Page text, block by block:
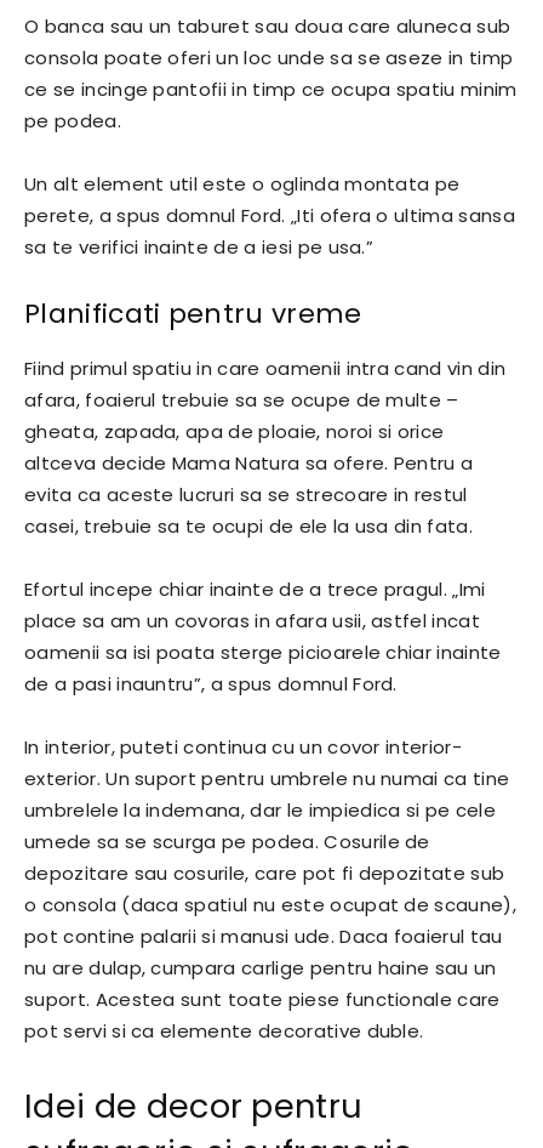
O banca sau un taburet sau doua care aluneca sub
consola poate oferi un loc unde sa se aseze in timp
ce se incinge pantofii in timp ce ocupa spatiu minim
pe podea.
Un alt element util este o oglinda montata pe
perete, a spus domnul Ford. „Iti ofera o ultima sansa
sa te verifici inainte de a iesi pe usa.”
Planificati pentru vreme
Fiind primul spatiu in care oamenii intra cand vin din
afara, foaierul trebuie sa se ocupe de multe –
gheata, zapada, apa de ploaie, noroi si orice
altceva decide Mama Natura sa ofere. Pentru a
evita ca aceste lucruri sa se strecoare in restul
casei, trebuie sa te ocupi de ele la usa din fata.
Efortul incepe chiar inainte de a trece pragul. „Imi
place sa am un covoras in afara usii, astfel incat
oamenii sa isi poata sterge picioarele chiar inainte
de a pasi inauntru”, a spus domnul Ford.
In interior, puteti continua cu un covor interior-
exterior. Un suport pentru umbrele nu numai ca tine
umbrelele la indemana, dar le impiedica si pe cele
umede sa se scurga pe podea. Cosurile de
depozitare sau cosurile, care pot fi depozitate sub
o consola (daca spatiul nu este ocupat de scaune),
pot contine palarii si manusi ude. Daca foaierul tau
nu are dulap, cumpara carlige pentru haine sau un
suport. Acestea sunt toate piese functionale care
pot servi si ca elemente decorative duble.
Idei de decor pentru